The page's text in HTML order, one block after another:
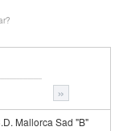
»
Mallorca Sad "B"